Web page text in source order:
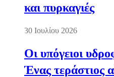
και πυρκαγιές
30 Ιουλίου 2026
Οι υπόγειοι
Ένας τεράστιος